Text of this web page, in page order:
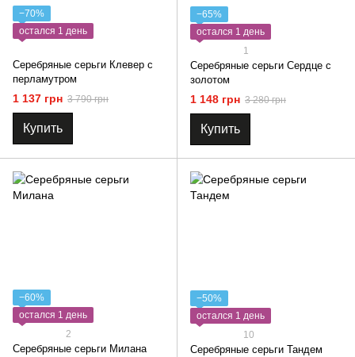
−70%
остался 1 день
Серебряные серьги Клевер с
перламутром
1 137 грн 3 790 грн
Купить
−65%
остался 1 день
1
Серебряные серьги Сердце с
золотом
1 148 грн 3 280 грн
Купить
−60%
остался 1 день
2
Серебряные серьги Милана
−50%
остался 1 день
10
Серебряные серьги Тандем